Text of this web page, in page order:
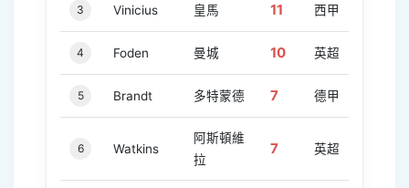
3 Vinicius 皇馬 11 西甲
4 Foden 曼城 10 英超
5 Brandt 多特蒙德 7 德甲
6 Watkins
阿斯頓維
拉
7 英超